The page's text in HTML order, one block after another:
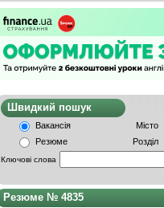
Швидкий
Вакансія
Місто
Резюме
Розділ
Ключові слова
Резюме № 4835